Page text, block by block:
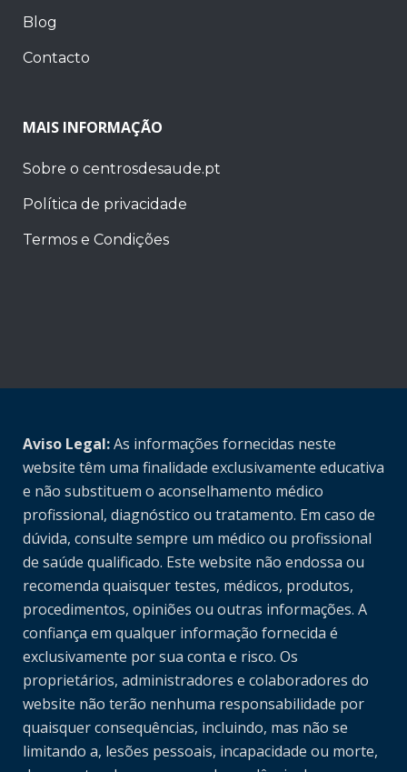
Blog
Contacto
MAIS INFORMAÇÃO
Sobre o centrosdesaude.pt
Política de privacidade
Termos e Condições
Aviso Legal:As informações fornecidas neste
website têm uma finalidade exclusivamente educativa
e não substituem o aconselhamento médico
profissional, diagnóstico ou tratamento. Em caso de
dúvida, consulte sempre um médico ou profissional
de saúde qualificado. Este website não endossa ou
recomenda quaisquer testes, médicos, produtos,
procedimentos, opiniões ou outras informações. A
confiança em qualquer informação fornecida é
exclusivamente por sua conta e risco. Os
proprietários, administradores e colaboradores do
website não terão nenhuma responsabilidade por
quaisquer consequências, incluindo, mas não se
limitando a, lesões pessoais, incapacidade ou morte,